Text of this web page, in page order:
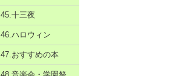
45.十三夜
46.ハロウィン
47.おすすめの本
48.音楽会・学園祭